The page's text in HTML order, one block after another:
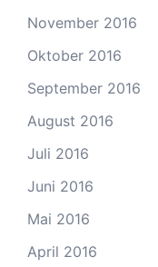
November 2016
Oktober 2016
September 2016
August 2016
Juli 2016
Juni 2016
Mai 2016
April 2016